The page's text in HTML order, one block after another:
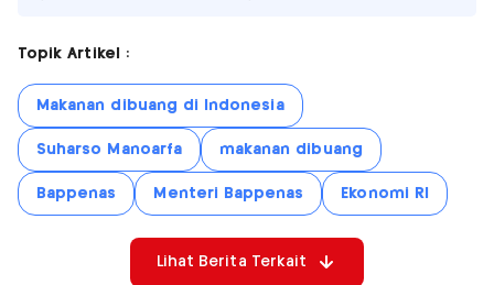
Topik Artikel :
Makanan dibuang di Indonesia
Suharso Manoarfa makanan dibuang
Bappenas Menteri Bappenas Ekonomi RI
Lihat Berita Terkait